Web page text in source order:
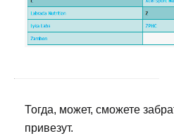
Тогда, может, сможете
привезут.